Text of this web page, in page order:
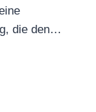
die den…